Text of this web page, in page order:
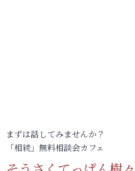
まずは話してみませんか？
「相続」無料相談会カフェ